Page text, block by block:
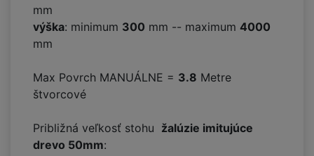
mm
výška: minimum 300 mm -- maximum 4000
mm
Max Povrch MANUÁLNE = 3.8 Metre
štvorcové
Približná veľkosť stohu žalúzie imitujúce
drevo 50mm: